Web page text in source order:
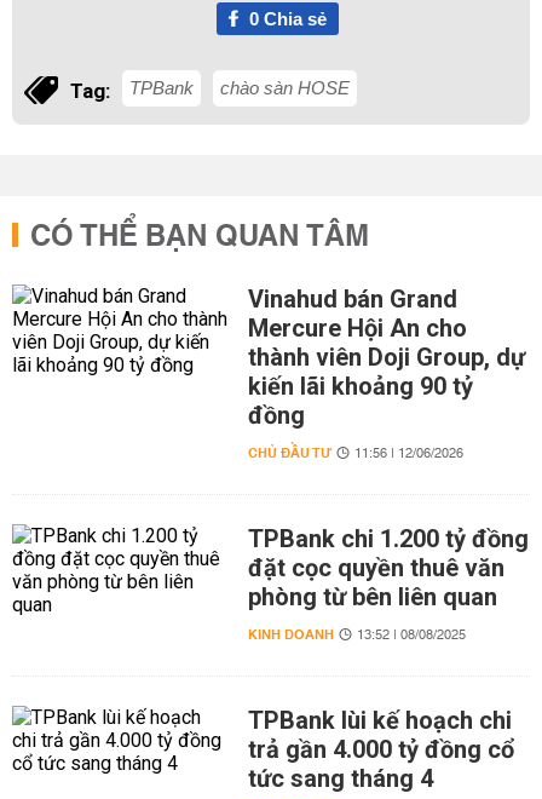
0Chia sẻ
Tag: TPBank chào sàn HOSE
CÓ THỂ BẠN QUAN TÂM
Vinahud bán Grand
Mercure Hội An cho
thành viên Doji Group, dự
kiến lãi khoảng 90 tỷ
đồng
CHỦ ĐẦU TƯ 11:56 | 12/06/2026
TPBank chi 1.200 tỷ đồng
đặt cọc quyền thuê văn
phòng từ bên liên quan
KINH DOANH 13:52 | 08/08/2025
TPBank lùi kế hoạch chi
trả gần 4.000 tỷ đồng cổ
tức sang tháng 4